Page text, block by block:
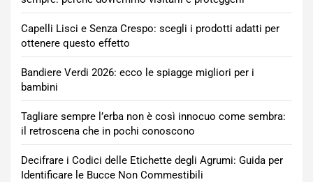
Capelli Lisci e Senza Crespo: scegli i prodotti adatti per
ottenere questo effetto
Bandiere Verdi 2026: ecco le spiagge migliori per i
bambini
Tagliare sempre l’erba non è così innocuo come sembra:
il retroscena che in pochi conoscono
Decifrare i Codici delle Etichette degli Agrumi: Guida per
Identificare le Bucce Non Commestibili